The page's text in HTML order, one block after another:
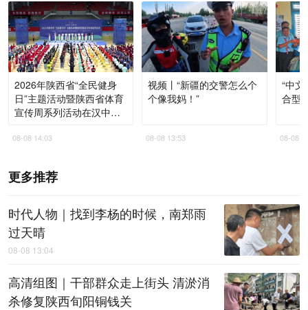
2026年陕西省“全民健身
日”主题活动暨陕西省体育
宣传周系列活动在汉中启
08-08 14:03
视频丨“新疆的交警怎么个
个像我妈！”
08-08 13:53
“中
合型
08-08
更多推荐
时代人物｜找到李杨的时候，南郑雨
过天晴
08-08 13:04
高清组图｜干部群众走上街头 清淤消
杀修复陕西旬阳铜钱关